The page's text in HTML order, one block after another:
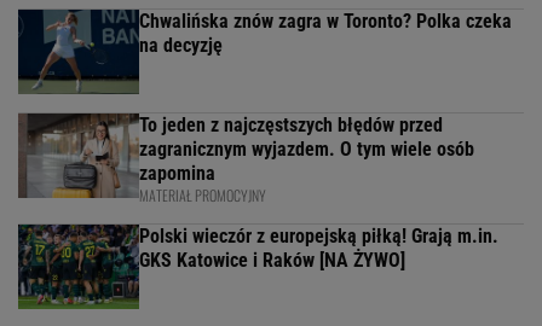
Chwalińska znów zagra w Toronto? Polka czeka
na decyzję
To jeden z najczęstszych błędów przed
zagranicznym wyjazdem. O tym wiele osób
zapomina
MATERIAŁ PROMOCYJNY
Polski wieczór z europejską piłką! Grają m.in.
GKS Katowice i Raków [NA ŻYWO]